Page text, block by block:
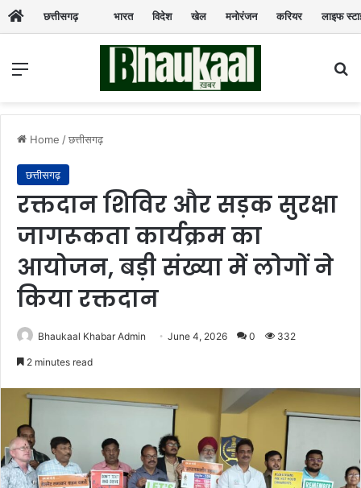
छत्तीसगढ़ भारत विदेश खेल मनोरंजन करियर लाइफ
Menu
Home /छत्तीसगढ़
छत्तीसगढ़
रक्तदान शिविर और सड़क सुरक्षा
जागरूकता कार्यक्रम का
आयोजन, बड़ी संख्या में लोगों ने
किया रक्तदान
Bhaukaal Khabar Admin June 4, 2026 0 332
2 minutes read